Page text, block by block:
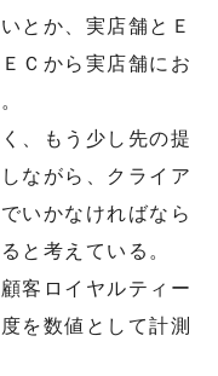
とか、実店舗とＥ
Ｃから実店舗にお
、もう少し先の提
ながら、クライア
いかなければなら
と考えている。
客ロイヤルティー
を数値として計測